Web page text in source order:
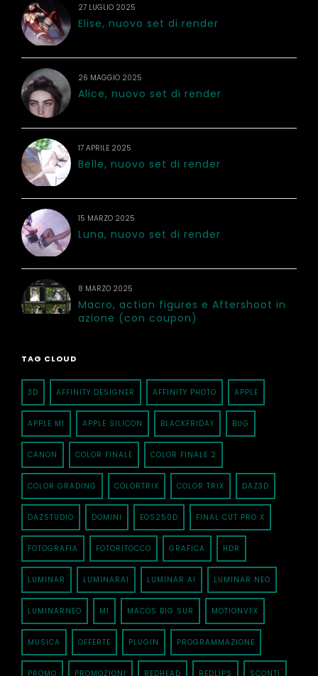
27 LUGLIO 2025
Elise, nuovo set di render
26 MAGGIO 2025
Alice, nuovo set di render
17 APRILE 2025
Belle, nuovo set di render
15 MARZO 2025
Luna, nuovo set di render
8 MARZO 2025
Macro, action figures e Aftershoot in
azione (con coupon)
TAG CLOUD
3D AFFINITY DESIGNER AFFINITY PHOTO APPLE
APPLE M1 APPLE SILICON BLACKFRIDAY BUG
CANON COLOR FINALE COLOR FINALE 2
COLOR GRADING COLORTRIX COLOR TRIX DAZ3D
DAZSTUDIO DOMINI EOS250D FINAL CUT PRO X
FOTOGRAFIA FOTORITOCCO GRAFICA HDR
LUMINAR LUMINARAI LUMINAR AI LUMINAR NEO
LUMINARNEO M1 MACOS BIG SUR MOTIONVFX
MUSICA OFFERTE PLUGIN PROGRAMMAZIONE
PROMO PROMOZIONI REDHEAD REDLIPS SCONTI